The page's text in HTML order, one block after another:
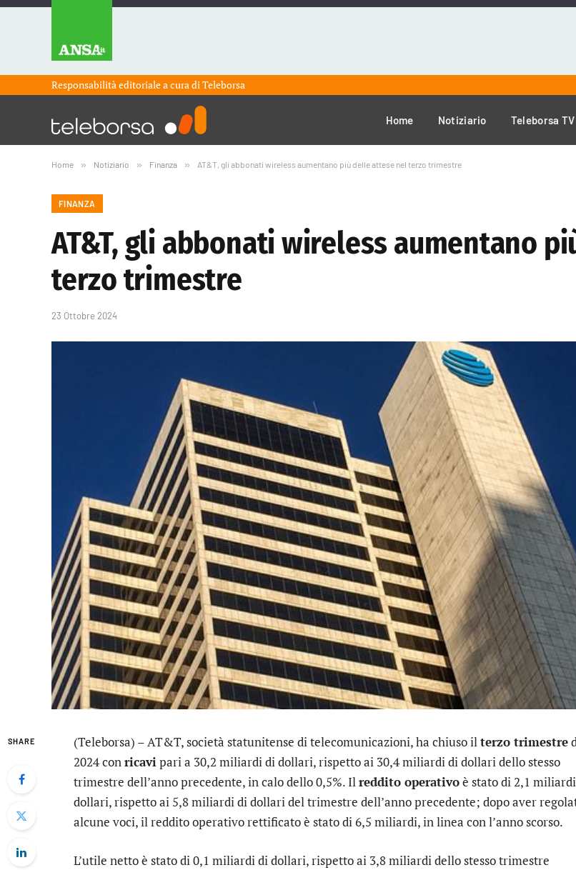
Responsabilità editoriale a cura diTeleborsa
Home Notiziario Teleborsa TV
Home » Notiziario » Finanza » AT&T, gli abbonati wireless aumentano più delle attese nel terzo trimestre
FINANZA
AT&T, gli abbonati wireless aumentano
terzo trimestre
23 Ottobre 2024
SHARE (Teleborsa) –AT&T, società statunitense di telecomunicazioni, ha chiuso ilterzo trimestre
2024 conricavipari a 30,2 miliardi di dollari, rispetto ai 30,4 miliardi di dollari dello stesso
trimestre dell’anno precedente, in calo dello 0,5%. Ilreddito operativoè stato di 2,1
dollari, rispetto ai 5,8 miliardi di dollari del trimestre dell’anno precedente; dopo aver
alcune voci, il reddito operativo rettificato è stato di 6,5 miliardi, in linea con l’anno scorso.
L’utile netto è stato di 0,1 miliardi di dollari, rispetto ai 3,8 miliardi dello stesso trimestre